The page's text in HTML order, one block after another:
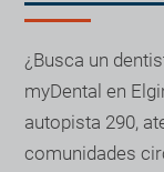
¿Busca un
myDental en
autopista 290,
comunidades